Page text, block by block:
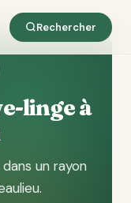
Rechercher
linge à
dans un rayon
.